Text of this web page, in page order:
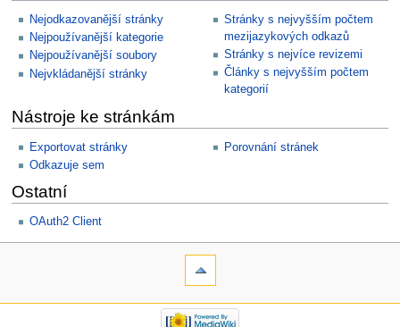
Nejodkazovanější stránky
Nejpoužívanější kategorie
Nejpoužívanější soubory
Nejvkládanější stránky
Stránky s nejvyšším počtem
mezijazykových odkazů
Stránky s nejvíce revizemi
Články s nejvyšším počtem
kategorií
Nástroje ke stránkám
Exportovat stránky
Odkazuje sem
Porovnání stránek
Ostatní
OAuth2 Client